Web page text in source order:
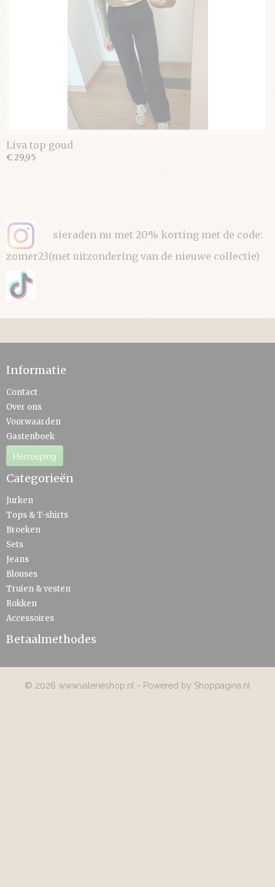
Liva top goud
€ 29,95
sieraden nu met 20% korting met de code:
zomer23(met uitzondering van de nieuwe collectie)
Informatie
Contact
Over ons
Voorwaarden
Gastenboek
Herroeping
Categorieën
Jurken
Tops & T-shirts
Broeken
Sets
Jeans
Blouses
Truien & vesten
Rokken
Accessoires
Betaalmethodes
© 2026 www.valerieshop.nl - Powered by Shoppagina.nl